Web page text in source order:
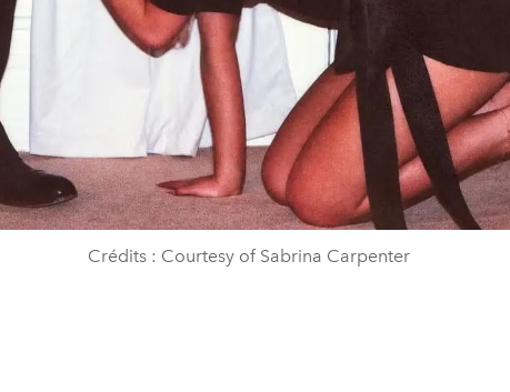
Crédits : Courtesy of Sabrina Carpenter